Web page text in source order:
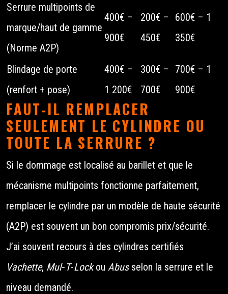
Serrure multipoints de
marque/haut de gamme
(Norme A2P)
400€ –
900€
200€ –
450€
600€ – 1
350€
Blindage de porte
(renfort + pose)
400€ –
1 200€
300€ –
700€
700€ – 1
900€
FAUT‑IL REMPLACER
SEULEMENT LE CYLINDRE OU
TOUTE LA SERRURE ?
Si le dommage est localisé au barillet et que le
mécanisme multipoints fonctionne parfaitement,
remplacer le cylindre par un modèle de haute sécurité
(A2P) est souvent un bon compromis prix/sécurité.
J’ai souvent recours à des cylindres certifiés
Vachette, Mul‑T‑Lockou Abusselon la serrure et le
niveau demandé.